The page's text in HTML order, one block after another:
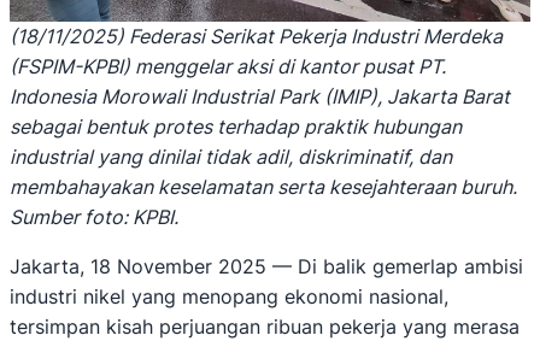
(18/11/2025) Federasi Serikat Pekerja Industri Merdeka
(FSPIM-KPBI) menggelar aksi di kantor pusat PT.
Indonesia Morowali Industrial Park (IMIP), Jakarta Barat
sebagai bentuk protes terhadap praktik hubungan
industrial yang dinilai tidak adil, diskriminatif, dan
membahayakan keselamatan serta kesejahteraan buruh.
Sumber foto: KPBI.
Jakarta, 18 November 2025 — Di balik gemerlap ambisi
industri nikel yang menopang ekonomi nasional,
tersimpan kisah perjuangan ribuan pekerja yang merasa